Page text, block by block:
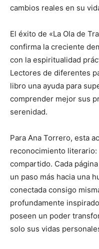
cambios reales en su
El éxito de «La Ola de
confirma la creciente
con la espiritualidad
Lectores de diferentes
libro una ayuda para
comprender mejor sus
serenidad.
Para Ana Torrero, esta
reconocimiento literario:
compartido. Cada
un paso más hacia una
conectada consigo
profundamente
poseen un poder
solo sus vidas